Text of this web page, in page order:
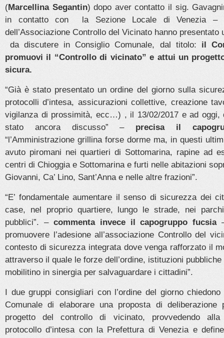
(Marcellina Segantin) dopo aver contatto il sig.
in contatto con la Sezione Locale di Venezia –
dell’Associazione Controllo del Vicinato hanno presentato
da discutere in Consiglio Comunale, dal titolo: il
promuovi il “Controllo di vicinato” e attui un
sicura.
“Già è stato presentato un ordine del giorno sulla
protocolli d’intesa, assicurazioni collettive, creazione
vigilanza di prossimità, ecc…) , il 13/02/2017 e ad oggi,
stato ancora discusso” – precisa il
“l’Amministrazione grillina forse dorme ma, in questi
avuto piromani nei quartieri di Sottomarina, rapine ad
centri di Chioggia e Sottomarina e furti nelle abitazioni
Giovanni, Ca’ Lino, Sant’Anna e nelle altre frazioni”.
“E’ fondamentale aumentare il senso di sicurezza dei
case, nel proprio quartiere, lungo le strade, nei
pubblici”. – commenta invece il capogruppo fucsia–
promuovere l’adesione all’associazione Controllo del
contesto di sicurezza integrata dove venga rafforzato il
attraverso il quale le forze dell’ordine, istituzioni
mobilitino in sinergia per salvaguardare i cittadini”.
I due gruppi consigliari con l’ordine del giorno chiedono
Comunale di elaborare una proposta di deliberazione
progetto del controllo di vicinato, provvedendo alla
protocollo d’intesa con la Prefettura di Venezia e